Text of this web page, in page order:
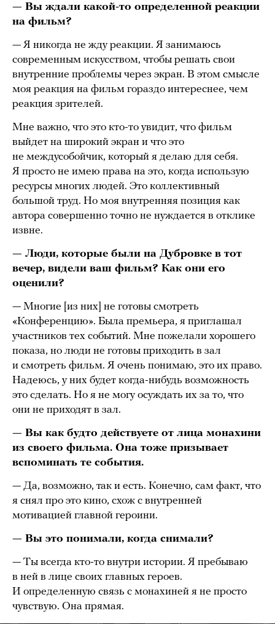
— Вы ждали какой-то определенной реакции
на фильм?
— Я никогда не жду реакции. Я занимаюсь
современным искусством, чтобы решать свои
внутренние проблемы через экран. В этом смысле
моя реакция на фильм гораздо интереснее, чем
реакция зрителей.
Мне важно, что это кто-то увидит, что фильм
выйдет на широкий экран и что это
не междусобойчик, который я делаю для себя.
Я просто не имею права на это, когда использую
ресурсы многих людей. Это коллективный
большой труд. Но моя внутренняя позиция как
автора совершенно точно не нуждается в отклике
извне.
— Люди, которые были на Дубровке в тот
вечер, видели ваш фильм? Как они его
оценили?
— Многие [из них] не готовы смотреть
«Конференцию». Была премьера, я приглашал
участников тех событий. Мне пожелали хорошего
показа, но люди не готовы приходить в зал
и смотреть фильм. Я очень понимаю, это их право.
Надеюсь, у них будет когда-нибудь возможность
это сделать. Но я не могу осуждать их за то, что
они не приходят в зал.
— Вы как будто действуете от лица монахини
из своего фильма. Она тоже призывает
вспоминать те события.
— Да, возможно, так и есть. Конечно, сам факт, что
я снял про это кино, схож с внутренней
мотивацией главной героини.
— Вы это понимали, когда снимали?
— Ты всегда кто-то внутри истории. Я пребываю
в ней в лице своих главных героев.
И определенную связь с монахиней я не просто
чувствую. Она прямая.